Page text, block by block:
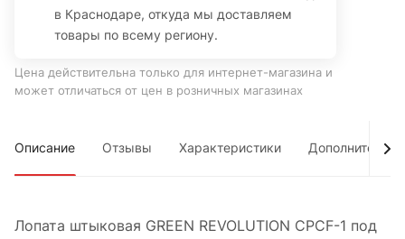
в Краснодаре, откуда мы доставляем
товары по всему региону.
Цена действительна только для интернет-магазина и
может отличаться от цен в розничных магазинах
Описание Отзывы Характеристики Дополнительно
Лопата штыковая GREEN REVOLUTION CPCF-1 под